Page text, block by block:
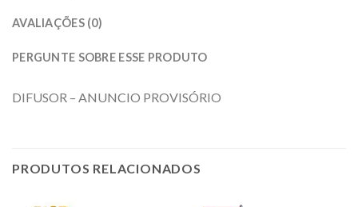
AVALIAÇÕES (0)
PERGUNTE SOBRE ESSE PRODUTO
DIFUSOR – ANUNCIO PROVISÓRIO
PRODUTOS RELACIONADOS